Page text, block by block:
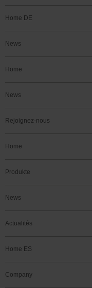
Home DE
News
Home
News
Rejoignez-nous
Home
Produkte
News
Actualités
Home ES
Company